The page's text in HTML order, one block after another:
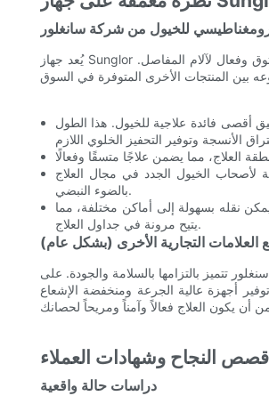
للخيول من شركة سانغلور
يُعد جهاز Sunglor عالي الجرعة ومنخفض المجال الكهرومغناطيسي خيارًا مثاليًا لأصحاب الخيول الباحثين عن حل موثوق وفعال لآلام المفاصل.
الأمثل (من 630 نانومتر إلى 850 نانومتر) لتحقيق أقصى فائدة علاجية للخيول. هذا الطول
لأصحاب الخيول الجدد في مجال العلاج
بالضوء النبضي.
يمكن نقله بسهولة إلى أماكن مختلفة، مما
يتيح مرونة في جداول العلاج.
العلامات التجارية الأخرى (بشكل عام)
تتميز بالتزامها بالسلامة والجودة. على
أجهزة عالية الجرعة ومنخفضة الإشعاع
قصص النجاح وشهادات العملاء
دراسات حالة واقعية